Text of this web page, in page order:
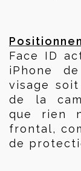
Face ID
iPhone
visage
de la
que rien
frontal,
de